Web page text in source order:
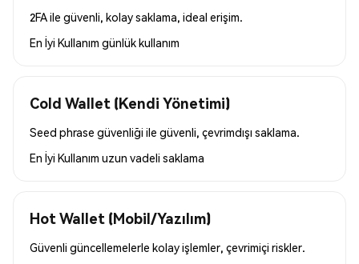
2FA ile güvenli, kolay saklama, ideal erişim.
En İyi Kullanım günlük kullanım
Cold Wallet (Kendi Yönetimi)
Seed phrase güvenliği ile güvenli, çevrimdışı saklama.
En İyi Kullanım uzun vadeli saklama
Hot Wallet (Mobil/Yazılım)
Güvenli güncellemelerle kolay işlemler, çevrimiçi riskler.